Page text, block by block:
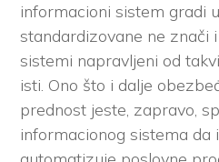
informacioni sistem gradi
standardizovane ne znači
sistemi napravljeni od
isti. Ono što i dalje
prednost jeste, zapravo,
informacionog sistema da